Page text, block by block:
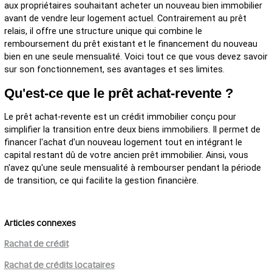
aux propriétaires souhaitant acheter un nouveau bien immobilier
avant de vendre leur logement actuel. Contrairement au prêt
relais, il offre une structure unique qui combine le
remboursement du prêt existant et le financement du nouveau
bien en une seule mensualité. Voici tout ce que vous devez savoir
sur son fonctionnement, ses avantages et ses limites.
Qu'est-ce que le prêt achat-revente ?
Le prêt achat-revente est un crédit immobilier conçu pour
simplifier la transition entre deux biens immobiliers. Il permet de
financer l'achat d'un nouveau logement tout en intégrant le
capital restant dû de votre ancien prêt immobilier. Ainsi, vous
n'avez qu'une seule mensualité à rembourser pendant la période
de transition, ce qui facilite la gestion financière.
Articles connexes
Rachat de crédit
Rachat de crédits locataires